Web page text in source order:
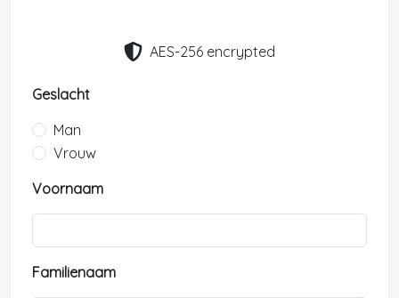
AES-256 encrypted
Geslacht
Man
Vrouw
Voornaam
Familienaam